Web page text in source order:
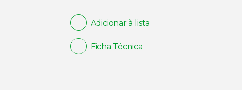
Adicionar à lista
Ficha Técnica